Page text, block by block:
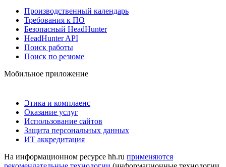
Производственный календарь
Требования к ПО
Безопасный HeadHunter
HeadHunter API
Поиск работы
Поиск по резюме
Мобильное приложение
Этика и комплаенс
Оказание услуг
Использование сайтов
Защита персональных данных
ИТ аккредитация
На информационном ресурсе hh.ru применяются